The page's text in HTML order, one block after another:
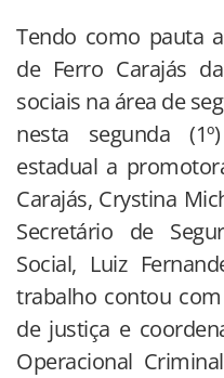
Tendo como pauta
de Ferro Carajás
sociais na área de
nesta segunda
estadual a
Carajás, Crystina
Secretário de
Social, Luiz
trabalho contou
de justiça e
Operacional